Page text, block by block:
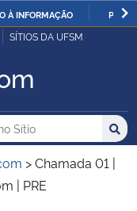
À INFORMAÇÃO
SÍTIOS DA UFSM
no no Sítio
>Chamada 01 |
| PRE